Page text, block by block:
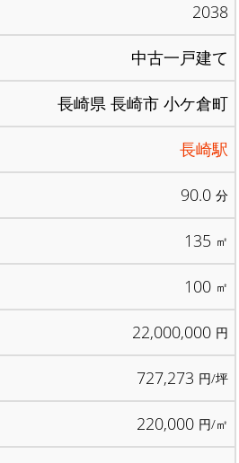
2038
中古一戸建て
長崎県 長崎市 小ケ倉町
長崎駅
90.0 分
135 ㎡
100 ㎡
22,000,000 円
727,273 円/坪
220,000 円/㎡